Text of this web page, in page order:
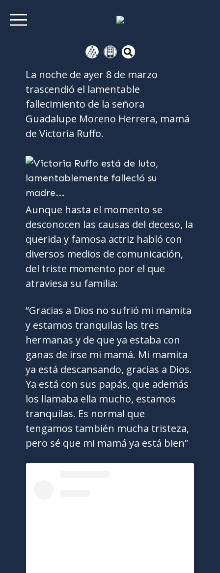
La noche de ayer 8 de marzo
trascendió el lamentable
fallecimiento de la señora
Guadalupe Moreno Herrera, mamá
de Victoria Ruffo.
Aunque hasta el momento se
desconocen las causas del deceso, la
querida y famosa actriz habló con
diversos medios de comunicación,
del triste momento por el que
atraviesa su familia:
“Gracias a Dios no sufrió mi mamita
y estamos tranquilas las tres
hermanas y de que ya estaba con
ganas de irse mi mamá. Mi mamita
ya está descansando, gracias a Dios.
Ya está con sus papás, que además
los llamaba ella mucho, estamos
tranquilas. Es normal que
tengamos también mucha tristeza,
pero sé que mi mamá ya está bien”